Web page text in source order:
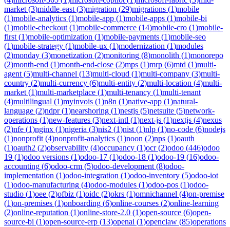
market (3)middle-east (3)migration (29)migrations (1)mobile
(1)mobile-analytics (1)mobile-app (1)mobile-apps (1)mobile-bi
(1)mobile-checkout (1)mobile-commerce (14)mobile-cro (1)mobile-
first (1)mobile-optimization (1)mobile-payments (1)mobile-seo
(1)mobile-strategy (1)mobile-ux (1)modernization (1)modules
(2)monday (3)monetization (2)monitoring (8)monolith (1)monorepo
(2)month-end (1)month-end-close (2)mps (1)mrp (6)mtd (1)multi-
agent (5)multi-channel (13)multi-cloud (1)multi-company (3)multi-
country (2)multi-currency (6)multi-entity (2)multi-location (4)multi-
market (1)multi-marketplace (1)multi-tenancy (1)multi-tenant
(4)multilingual (1)myinvois (1)n8n (1)native-app (1)natural-
language (2)ndpr(1)nearshoring (1)nestjs (5)netsuite (5)network-
operations (1)new-features (3)next-intl (1)next-js (1)nextjs (4)nexus
(2)nfe (1)nginx (1)nigeria (3)nis2 (1)nist (1)nlp (1)no-code (6)nodejs
(1)nonprofit (4)nonprofit-analytics (1)noon (2)nps (1)oauth
(1)oauth2 (2)observability (4)occupancy (1)ocr(2)odoo (446)odoo
19 (1)odoo versions (1)odoo-17 (1)odoo-18 (1)odoo-19 (16)odoo-
accounting (6)odoo-crm (5)odoo-development (8)odoo-
implementation (1)odoo-integration (1)odoo-inventory (5)odoo-iot
(1)odoo-manufacturing (4)odoo-modules (1)odoo-pos (1)odoo-
studio (1)oee (2)ofbiz (1)oidc (2)okrs (1)omnichannel (4)on-premise
(1)on-premises (1)onboarding (6)online-courses (2)online-learning
(2)online-reputation (1)online-store-2.0 (1)open-source (6)open-
source-bi (1)open-source-erp (13)openai (1)openclaw (85)operations